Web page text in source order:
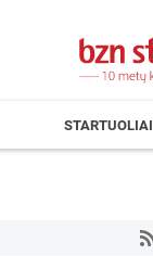
STARTUOLIAI